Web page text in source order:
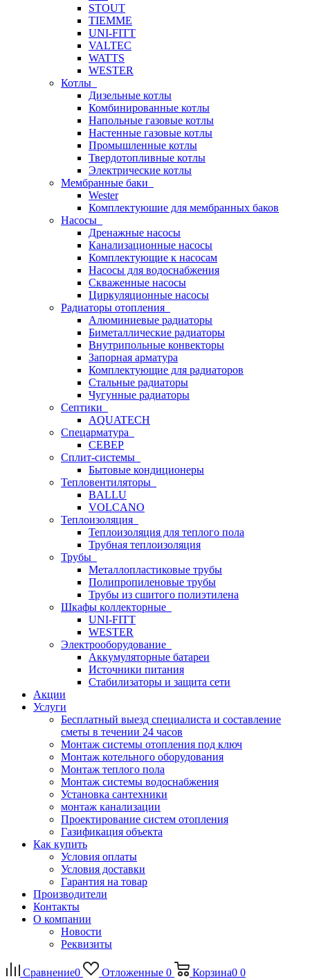
STOUT
TIEMME
UNI-FITT
VALTEC
WATTS
WESTER
Котлы
Дизельные котлы
Комбинированные котлы
Напольные газовые котлы
Настенные газовые котлы
Промышленные котлы
Твердотопливные котлы
Электрические котлы
Мембранные баки
Wester
Комплектуюшие для мембранных баков
Насосы
Дренажные насосы
Канализационные насосы
Комплектующие к насосам
Насосы для водоснабжения
Скваженные насосы
Циркуляционные насосы
Радиаторы отопления
Алюминиевые радиаторы
Биметаллические радиаторы
Внутрипольные конвекторы
Запорная арматура
Комплектующие для радиаторов
Стальные радиаторы
Чугунные радиаторы
Септики
AQUATECH
Спецарматура
СЕВЕР
Сплит-системы
Бытовые кондиционеры
Тепловентиляторы
BALLU
VOLCANO
Теплоизоляция
Теплоизоляция для теплого пола
Трубная теплоизоляция
Трубы
Металлопластиковые трубы
Полипропиленовые трубы
Трубы из сшитого полиэтилена
Шкафы коллекторные
UNI-FITT
WESTER
Электрооборудование
Аккумуляторные батареи
Источники питания
Стабилизаторы и защита сети
Акции
Услуги
Бесплатный выезд специалиста и составление
сметы в течении 24 часов
Монтаж системы отопления под ключ
Монтаж котельного оборудования
Монтаж теплого пола
Монтаж системы водоснабжения
Установка сантехники
монтаж канализации
Проектирование систем отопления
Газификация объекта
Как купить
Условия оплаты
Условия доставки
Гарантия на товар
Производители
Контакты
О компании
Новости
Реквизиты
Сравнение0 Отложенные 0 Корзина0 0